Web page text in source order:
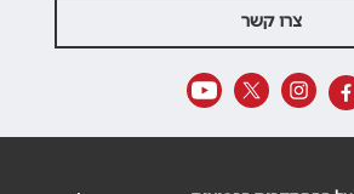
צרו קשר